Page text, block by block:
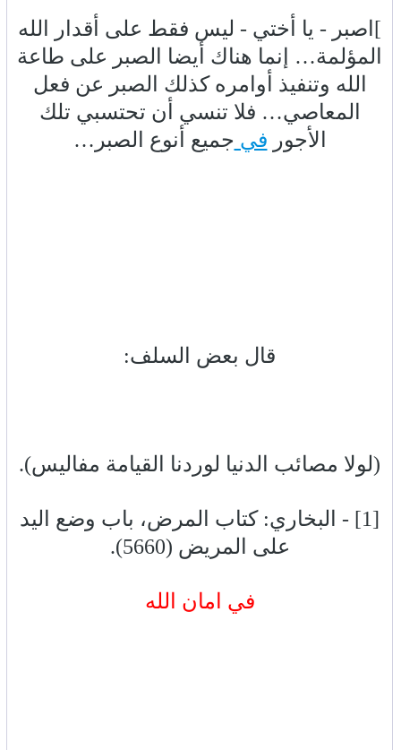
]اصبر - يا أختي - ليس فقط على أقدار الله
المؤلمة… إنما هناك أيضا الصبر على طاعة
الله وتنفيذ أوامره كذلك الصبر عن فعل
المعاصي… فلا تنسي أن تحتسبي تلك
الأجور في جميع أنوع الصبر…
قال بعض السلف:
(لولا مصائب الدنيا لوردنا القيامة مفاليس).
[1] - البخاري: كتاب المرض، باب وضع اليد
على المريض (5660).
في امان الله